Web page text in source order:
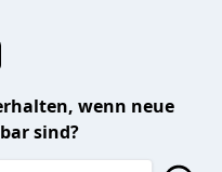
wenn neue
sind?